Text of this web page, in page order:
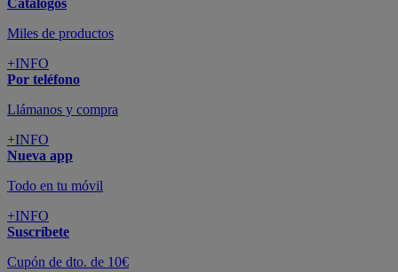
Catálogos
Miles de productos
+INFO
Por teléfono
Llámanos y compra
+INFO
Nueva app
Todo en tu móvil
+INFO
Suscríbete
Cupón de dto. de 10€